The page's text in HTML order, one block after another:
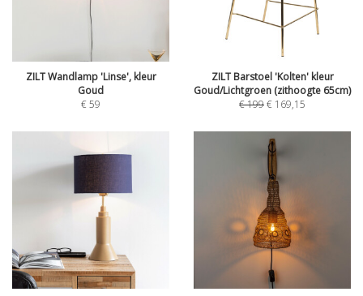
ZILT Wandlamp 'Linse', kleur
Goud
€59
ZILT Barstoel 'Kolten' kleur
Goud/Lichtgroen (zithoogte 65cm)
€199€ 169,15